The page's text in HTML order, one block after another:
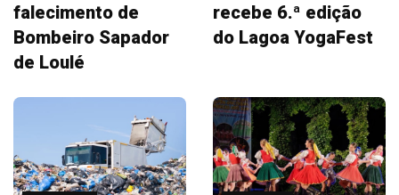
falecimento de
Bombeiro Sapador
de Loulé
recebe 6.ª edição
do Lagoa YogaFest